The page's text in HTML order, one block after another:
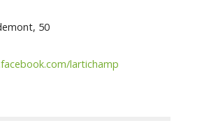
50
lartichamp